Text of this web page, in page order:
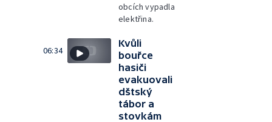
obcích vypadla
elektřina.
06:34
Kvůli
bouřce
hasiči
evakuovali
dštský
tábor a
stovkám